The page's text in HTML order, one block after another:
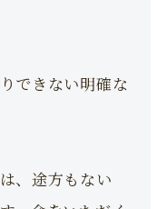
できない明確な
、途方もない